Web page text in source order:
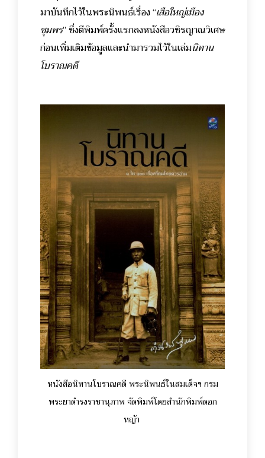
มาบันทึกไว้ในพระนิพนธ์เรื่อง “เสือใหญ่เมือง
ชุมพร” ซึ่งตีพิมพ์ครั้งแรกลงหนังสือวชิรญาณวิเศษ
ก่อนเพิ่มเติมข้อมูลและนำมารวมไว้ในเล่มนิทาน
โบราณคดี
หนังสือนิทานโบราณคดี พระนิพนธ์ในสมเด็จฯ กรม
พระยาดำรงราชานุภาพ จัดพิมพ์โดยสำนักพิมพ์ดอก
หญ้า